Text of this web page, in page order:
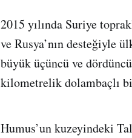
2015 yılında Suriye
ve Rusya’nın desteğiyle
büyük üçüncü ve
kilometrelik dolambaçlı
Humus’un kuzeyindeki